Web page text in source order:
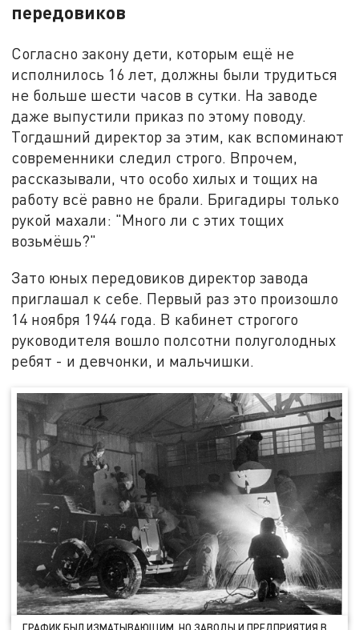
передовиков
Согласно закону дети, которым ещё не
исполнилось 16 лет, должны были трудиться
не больше шести часов в сутки. На заводе
даже выпустили приказ по этому поводу.
Тогдашний директор за этим, как вспоминают
современники следил строго. Впрочем,
рассказывали, что особо хилых и тощих на
работу всё равно не брали. Бригадиры только
рукой махали: "Много ли с этих тощих
возьмёшь?"
Зато юных передовиков директор завода
приглашал к себе. Первый раз это произошло
14 ноября 1944 года. В кабинет строгого
руководителя вошло полсотни полуголодных
ребят - и девчонки, и мальчишки.